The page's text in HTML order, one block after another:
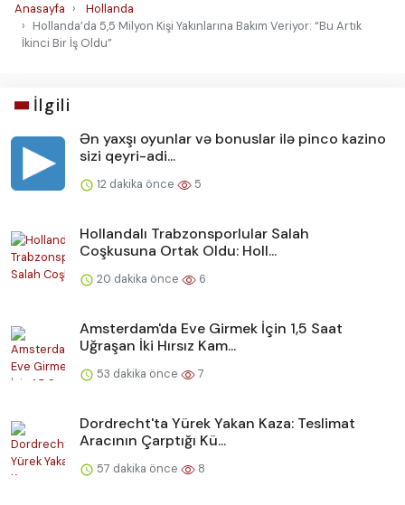
Anasayfa
Hollanda
Hollanda’da 5,5 Milyon Kişi Yakınlarına Bakım Veriyor: “Bu Artık
İkinci Bir İş Oldu”
İlgili
Ən yaxşı oyunlar və bonuslar ilə pinco kazino
sizi qeyri-adi...
12 dakika önce 5
Hollandalı Trabzonsporlular Salah
Coşkusuna Ortak Oldu: Holl...
20 dakika önce 6
Amsterdam'da Eve Girmek İçin 1,5 Saat
Uğraşan İki Hırsız Kam...
53 dakika önce 7
Dordrecht'ta Yürek Yakan Kaza: Teslimat
Aracının Çarptığı Kü...
57 dakika önce 8